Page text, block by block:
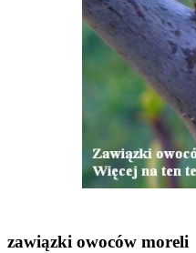
zawiązki owoców moreli